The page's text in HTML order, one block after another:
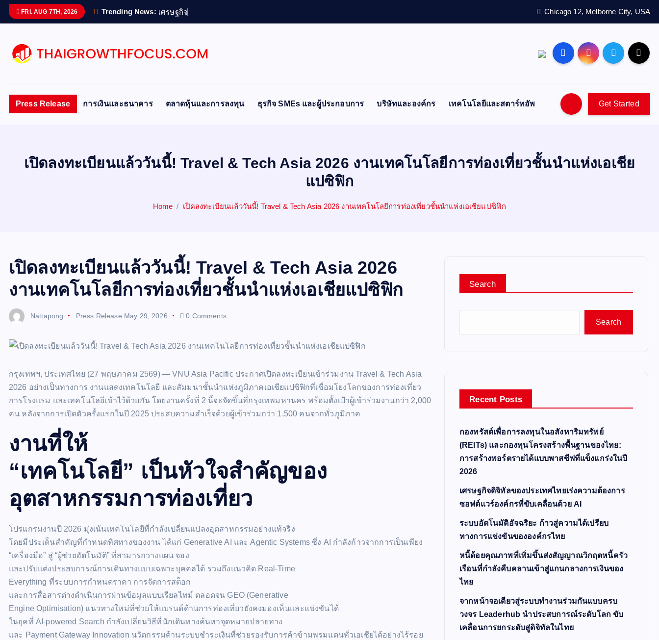
FRI. AUG 7TH, 2026 Trending News: เศรษฐกจ Chicago 12, Melborne City, USA
Press Release การเงินและธนาคาร ตลาดหุ้นและการลงทุน ธุรกิจ SMEs และผู้ประกอบการ บริษัทและองค์กร เทคโนโลยีและสตาร์ทอัพ Get Started
เปิดลงทะเบียนแล้ววันนี้! Travel & Tech Asia 2026 งานเทคโนโลยีการท่องเที่ยวชั้นนำแห่งเอเชีย
แปซิฟิก
Home เปิดลงทะเบียนแล้ววันนี้! Travel & Tech Asia 2026 งานเทคโนโลยีการท่องเที่ยวชั้นนำแห่งเอเชียแปซิฟิก
เปิดลงทะเบียนแล้ววันนี้! Travel & Tech Asia 2026
งานเทคโนโลยีการท่องเที่ยวชั้นนำแห่งเอเชียแปซิฟิก
Nattapong Press Release May 29, 2026 0 Comments
กรุงเทพฯ, ประเทศไทย (27 พฤษภาคม 2569) — VNU Asia Pacific ประกาศเปิดลงทะเบียนเข้าร่วมงาน Travel & Tech Asia
2026 อย่างเป็นทางการ งานแสดงเทคโนโลยี และสัมมนาชั้นนำแห่งภูมิภาคเอเชียแปซิฟิกที่เชื่อมโยงโลกของการท่องเที่ยว
การโรงแรม และเทคโนโลยีเข้าไว้ด้วยกัน โดยงานครั้งที่ 2 นี้จะจัดขึ้นที่กรุงเทพมหานคร พร้อมตั้งเป้าผู้เข้าร่วมงานกว่า 2,000
คน หลังจากการเปิดตัวครั้งแรกในปี 2025 ประสบความสำเร็จด้วยผู้เข้าร่วมกว่า 1,500 คนจากทั่วภูมิภาค
งานที่ให้
“เทคโนโลยี” เป็นหัวใจสำคัญของ
อุตสาหกรรมการท่องเที่ยว
โปรแกรมงานปี 2026 มุ่งเน้นเทคโนโลยีที่กำลังเปลี่ยนแปลงอุตสาหกรรมอย่างแท้จริง
โดยมีประเด็นสำคัญที่กำหนดทิศทางของงาน ได้แก่ Generative AI และ Agentic Systems ซึ่ง AI กำลังก้าวจากการเป็นเพียง
“เครื่องมือ” สู่ “ผู้ช่วยอัตโนมัติ” ที่สามารถวางแผน จอง
และปรับแต่งประสบการณ์การเดินทางแบบเฉพาะบุคคลได้ รวมถึงแนวคิด Real-Time
Everything ที่ระบบการกำหนดราคา การจัดการสต็อก
และการสื่อสารต่างดำเนินการผ่านข้อมูลแบบเรียลไทม์ ตลอดจน GEO (Generative
Engine Optimisation) แนวทางใหม่ที่ช่วยให้แบรนด์ด้านการท่องเที่ยวยังคงมองเห็นและแข่งขันได้
ในยุคที่ AI-powered Search กำลังเปลี่ยนวิธีที่นักเดินทางค้นหาจุดหมายปลายทาง
และ Payment Gateway Innovation นวัตกรรมด้านระบบชำระเงินที่ช่วยรองรับการค้าข้ามพรมแดนทั่วเอเชียได้อย่างไร้รอย
Search
Search
Recent Posts
กองทรัสต์เพื่อการลงทุนในอสังหาริมทรัพย์
(REITs) และกองทุนโครงสร้างพื้นฐานของไทย:
การสร้างพอร์ตรายได้แบบพาสซีฟที่แข็งแกร่งในปี
2026
เศรษฐกิจดิจิทัลของประเทศไทยเร่งความต้องการ
ซอฟต์แวร์องค์กรที่ขับเคลื่อนด้วย AI
ระบบอัตโนมัติอัจฉริยะ ก้าวสู่ความได้เปรียบ
ทางการแข่งขันขององค์กรไทย
หนี้ด้อยคุณภาพที่เพิ่มขึ้นส่งสัญญาณวิกฤตหนี้ครัว
เรือนที่กำลังคืบคลานเข้าสู่แกนกลางการเงินของ
ไทย
จากหน้าจอเดียวสู่ระบบทำงานร่วมกันแบบครบ
วงจร Leaderhub นำประสบการณ์ระดับโลก ขับ
เคลื่อนการยกระดับสู่ดิจิทัลในไทย